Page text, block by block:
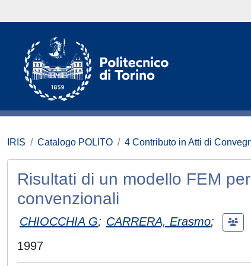
IRIS Catalogo POLITO 4 Contributo in Atti di
Risultati di un modello FEM
convenzionali
CHIOCCHIA G; CARRERA, Erasmo;
1997